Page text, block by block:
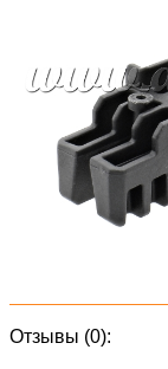
Отзывы (0):